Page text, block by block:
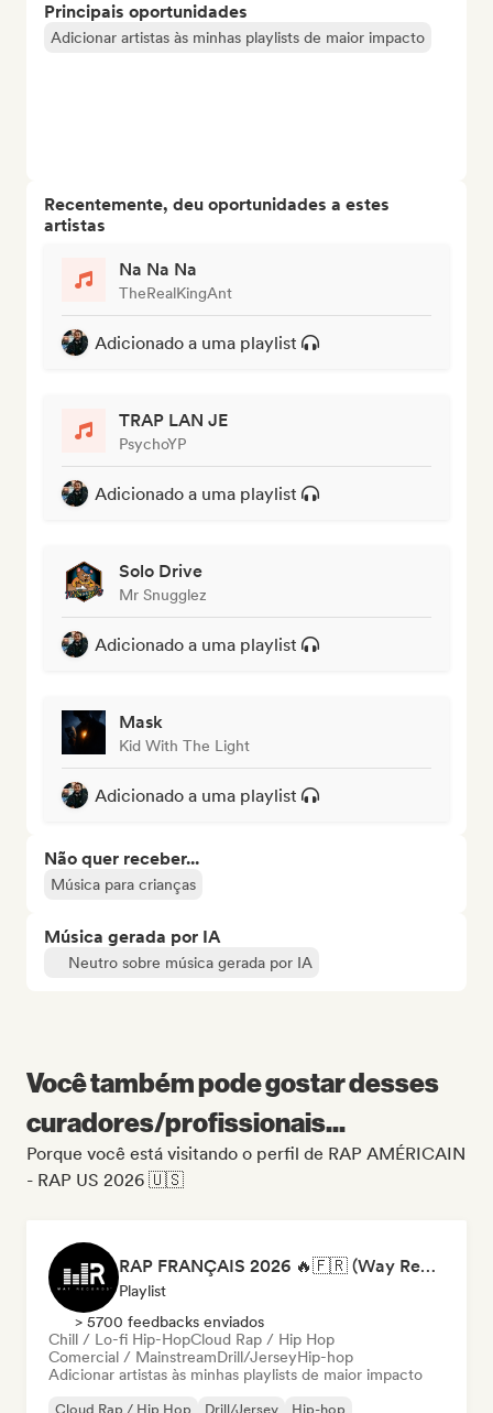
Principais oportunidades
Adicionar artistas às minhas playlists de maior impacto
Recentemente, deu oportunidades a estes
artistas
Na Na Na
TheRealKingAnt
Adicionado a uma playlist
TRAP LAN JE
PsychoYP
Adicionado a uma playlist
Solo Drive
Mr Snugglez
Adicionado a uma playlist
Mask
Kid With The Light
Adicionado a uma playlist
Não quer receber...
Música para crianças
Música gerada por IA
Neutro sobre música gerada por IA
Você também pode gostar desses
curadores/profissionais...
Porque você está visitando o perfil de RAP AMÉRICAIN
- RAP US 2026 🇺🇸
RAP FRANÇAIS 2026 🔥🇫🇷 (Way Records)
Playlist
> 5700 feedbacks enviados
Chill / Lo-fi Hip-HopCloud Rap / Hip Hop
Comercial / MainstreamDrill/JerseyHip-hop
Adicionar artistas às minhas playlists de maior impacto
Cloud Rap / Hip Hop Drill/Jersey Hip-hop